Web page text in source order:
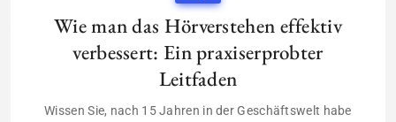
Wie man das Hörverstehen effektiv
verbessert: Ein praxiserprobter
Leitfaden
Wissen Sie, nach 15 Jahren in der Geschäftswelt habe